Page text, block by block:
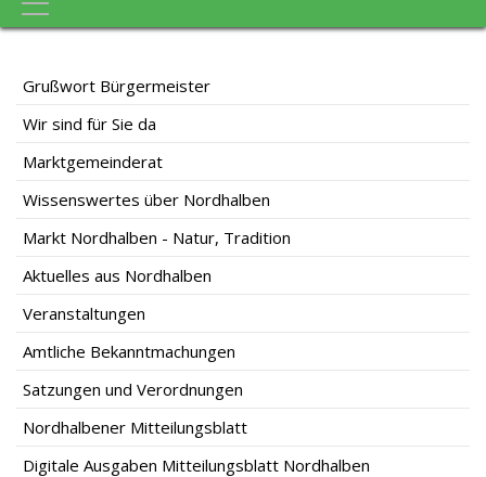
Toggle navigation
Grußwort Bürgermeister
Wir sind für Sie da
Marktgemeinderat
Wissenswertes über Nordhalben
Markt Nordhalben - Natur, Tradition
Aktuelles aus Nordhalben
Veranstaltungen
Amtliche Bekanntmachungen
Satzungen und Verordnungen
Nordhalbener Mitteilungsblatt
Digitale Ausgaben Mitteilungsblatt Nordhalben